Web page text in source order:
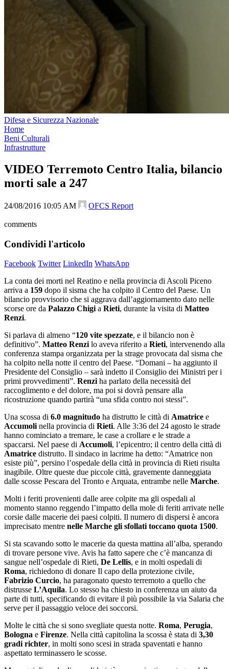
Difesa e Sicurezza Nazionale
Home
Beni Culturali
Infrastrutture
VIDEO Terremoto Centro Italia, bilancio
morti sale a 247
24/08/2016 10:05 AM OFCS Report
comments
Condividi l'articolo
Facebook Twitter LinkedIn WhatsApp
La conta dei morti nel Reatino e nella provincia di Ascoli Piceno
arriva a 159 dopo il sisma che ha colpito il Centro del Paese. Un
bilancio provvisorio che si aggrava dall’aggiornamento dato nelle
scorse ore da Palazzo Chigi a Rieti, durante la visita di Matteo
Renzi.
Si parlava di almeno “120 vite spezzate, e il bilancio non è
definitivo”. Matteo Renzi lo aveva riferito a Rieti, intervenendo alla
conferenza stampa organizzata per la strage provocata dal sisma che
ha colpito nella notte il centro del Paese. “Domani – ha aggiunto il
Presidente del Consiglio – sarà indetto il Consiglio dei Ministri per i
primi provvedimenti”. Renzi ha parlato della necessità del
raccoglimento e del dolore, ma poi si dovrà pensare alla
ricostruzione quando partirà “una sfida contro noi stessi”.
Una scossa di 6.0 magnitudo ha distrutto le città di Amatrice e
Accumoli nella provincia di Rieti. Alle 3:36 del 24 agosto le strade
hanno cominciato a tremare, le case a crollare e le strade a
spaccarsi. Nel paese di Accumoli, l’epicentro; il centro della città di
Amatrice distrutto. Il sindaco in lacrime ha detto: “Amatrice non
esiste più”, persino l’ospedale della città in provincia di Rieti risulta
inagibile. Oltre queste due piccole città, gravemente danneggiata
dalle scosse Pescara del Tronto e Arquata, entrambe nelle Marche.
Molti i feriti provenienti dalle aree colpite ma gli ospedali al
momento stanno reggendo l’impatto della mole di feriti arrivate nelle
corsie dalle macerie dei paesi colpiti. Il numero di dispersi è ancora
imprecisato mentre nelle Marche gli sfollati toccano quota 1500.
Si sta scavando sotto le macerie da questa mattina all’alba, sperando
di trovare persone vive. Avis ha fatto sapere che c’è mancanza di
sangue nell’ospedale di Rieti, De Lellis, e in molti ospedali di
Roma, richiedono di donare Il capo della protezione civile,
Fabrizio Curcio, ha paragonato questo terremoto a quello che
distrusse L’Aquila. Lo stesso ha chiesto in conferenza un aiuto da
parte di tutti, specificando di evitare il più possibile la via Salaria che
serve per il passaggio veloce dei soccorsi.
Molte le città che si sono svegliate questa notte. Roma, Perugia,
Bologna e Firenze. Nella città capitolina la scossa è stata di 3,30
gradi richter, in molti sono scesi in strada spaventati e hanno
aspettato terminassero le scosse.